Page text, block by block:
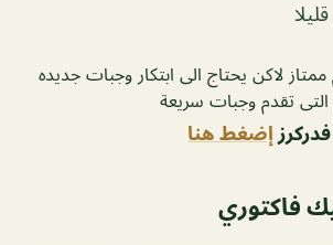
لاكن يحتاج الى ابتكار وجبات جديده
تقدم وجبات سريعة
إضغط هنا